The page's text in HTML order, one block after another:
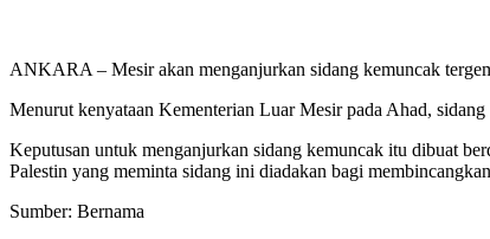
ANKARA – Mesir akan menganjurkan sidang kemuncak
Menurut kenyataan Kementerian Luar Mesir pada Ahad,
Keputusan untuk menganjurkan sidang kemuncak itu dibuat
Palestin yang meminta sidang ini diadakan bagi
Sumber: Bernama